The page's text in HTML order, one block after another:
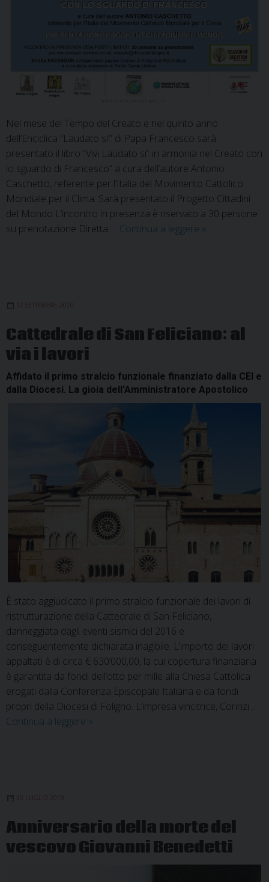
Nel mese del Tempo del Creato e nel quinto anno
dell’Enciclica “Laudato si’” di Papa Francesco sarà
presentato il libro “Vivi Laudato si’: in armonia nel Creato con
lo sguardo di Francesco” a cura dell’autore Antonio
Caschetto, referente per l’Italia del Movimento Cattolico
Mondiale per il Clima. Sarà presentato il Progetto Cittadini
del Mondo L’incontro in presenza è riservato a 30 persone
su prenotazione Diretta … Continua a leggere Vivi
»
12 SETTEMBRE 2020
Cattedrale di San Feliciano: al
via i lavori
Affidato il primo stralcio funzionale finanziato dalla CEI e
dalla Diocesi. La gioia dell'Amministratore Apostolico
È stato aggiudicato il primo stralcio funzionale dei lavori di
ristrutturazione della Cattedrale di San Feliciano,
danneggiata dagli eventi sismici del 2016 e
conseguentemente dichiarata inagibile. L’importo dei lavori
appaltati è di circa € 630’000,00, la cui copertura finanziaria
è garantita da fondi dell’otto per mille alla Chiesa Cattolica
erogati dalla Conferenza Episcopale Italiana e da fondi
propri della Diocesi di Foligno. L’impresa vincitrice, Corinzi …
Continua a leggere Cattedrale
lavori
»
30 LUGLIO 2019
Anniversario della morte del
vescovo Giovanni Benedetti